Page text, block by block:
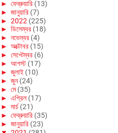
► ফেব্রুয়ারি (13)
► জানুয়ারি (7)
► 2022 (225)
► ডিসেম্বর (18)
► নভেম্বর (4)
► অক্টোবর (15)
► সেপ্টেম্বর (6)
► আগস্ট (17)
► জুলাই (10)
► জুন (24)
► মে (35)
► এপ্রিল (17)
► মার্চ (21)
► ফেব্রুয়ারি (35)
► জানুয়ারি (23)